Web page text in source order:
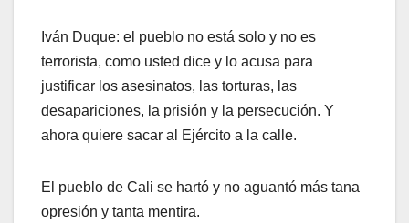
Iván Duque: el pueblo no está solo y no es
terrorista, como usted dice y lo acusa para
justificar los asesinatos, las torturas, las
desapariciones, la prisión y la persecución. Y
ahora quiere sacar al Ejército a la calle.
El pueblo de Cali se hartó y no aguantó más tana
opresión y tanta mentira.